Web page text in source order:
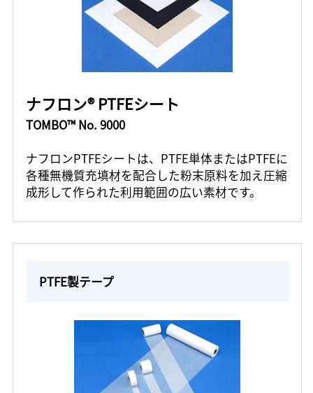
ナフロン® PTFEシート
TOMBO™ No. 9000
ナフロンPTFEシートは、PTFE単体またはPTFEに
各種無機質充填材を配合した粉末原料を加え圧縮
成形して作られた利用範囲の広い素材です。
PTFE製テープ